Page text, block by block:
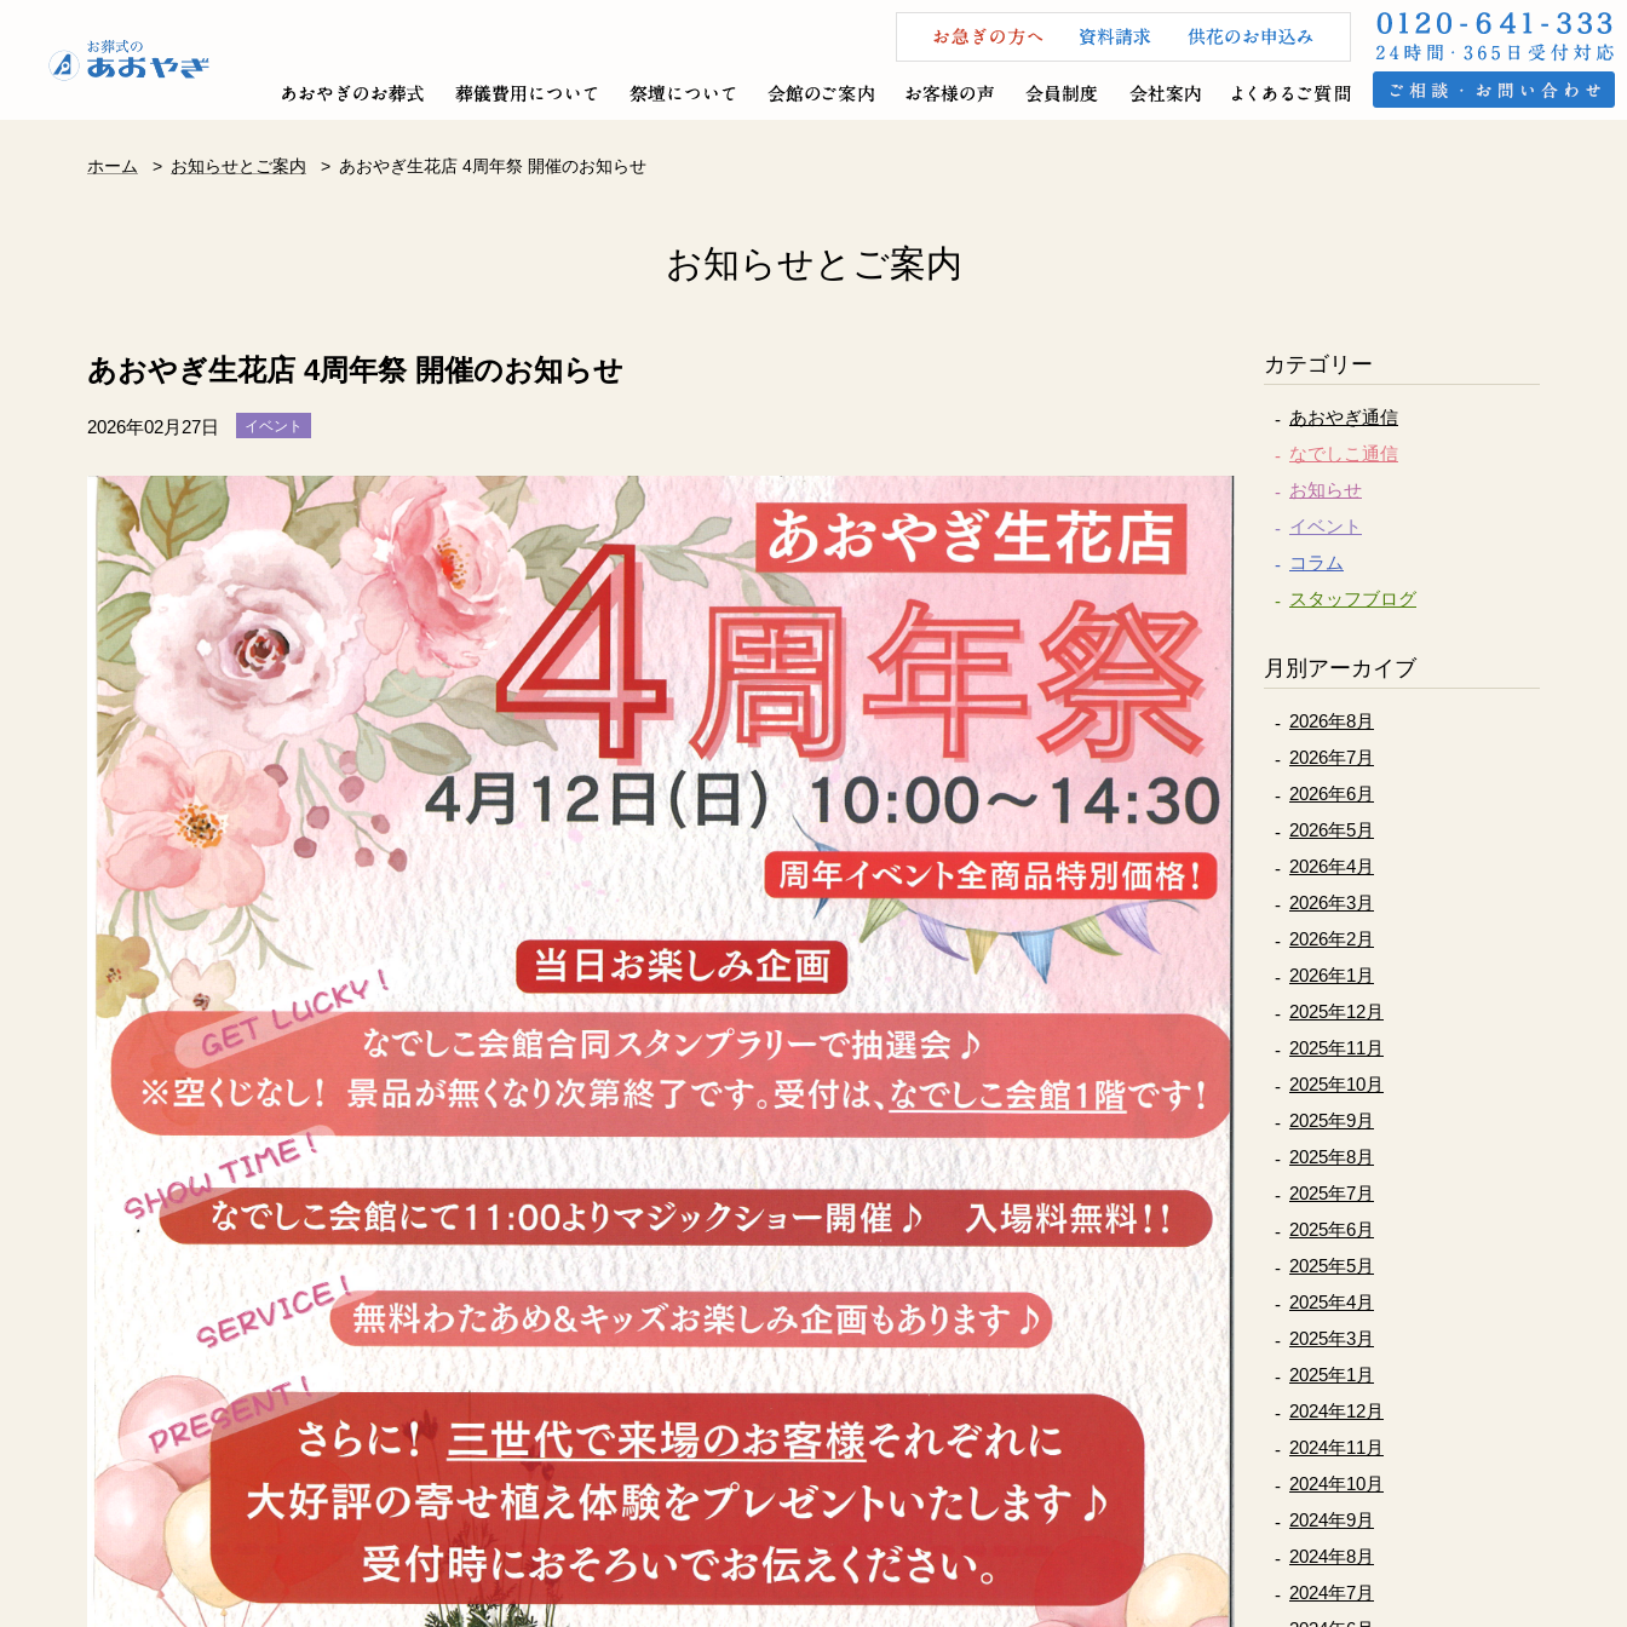
ホーム > お知らせとご案内 > あおやぎ生花店 4周年祭 開催のお知らせ
お知らせとご案内
あおやぎ生花店 4周年祭 開催のお知らせ
2026年02月27日 イベント
カテゴリー
あおやぎ通信
なでしこ通信
お知らせ
イベント
コラム
スタッフブログ
月別アーカイブ
2026年8月
2026年7月
2026年6月
2026年5月
2026年4月
2026年3月
2026年2月
2026年1月
2025年12月
2025年11月
2025年10月
2025年9月
2025年8月
2025年7月
2025年6月
2025年5月
2025年4月
2025年3月
2025年1月
2024年12月
2024年11月
2024年10月
2024年9月
2024年8月
2024年7月